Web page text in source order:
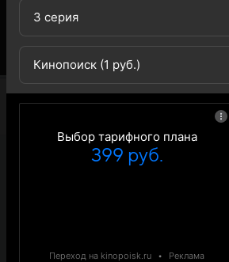
3 серия
Кинопоиск (1 руб.)
Выбор тарифного плана
399 руб.
Переход на kinopoisk.ru • Реклама